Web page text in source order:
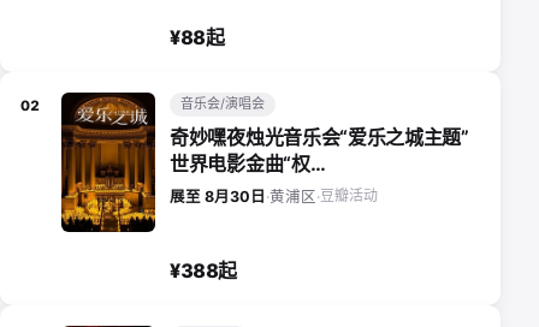
¥88起
02 音乐会/演唱会
奇妙嘿夜烛光音乐会“爱乐之城主题”
世界电影金曲“权…
展至 8月30日 ·黄浦区·豆瓣活动
¥388起